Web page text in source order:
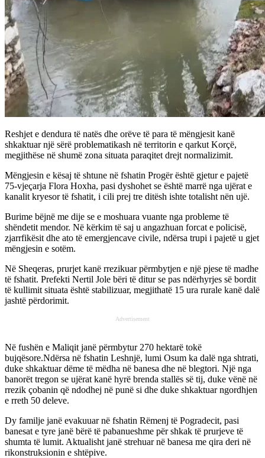
Reshjet e dendura të natës dhe orëve të para të mëngjesit kanë
shkaktuar një sërë problematikash në territorin e qarkut Korçë,
megjithëse në shumë zona situata paraqitet drejt normalizimit.
Mëngjesin e kësaj të shtune në fshatin Progër është gjetur e pajetë
75-vjeçarja Flora Hoxha, pasi dyshohet se është marrë nga ujërat e
kanalit kryesor të fshatit, i cili prej tre ditësh ishte totalisht nën ujë.
Burime bëjnë me dije se e moshuara vuante nga probleme të
shëndetit mendor. Në kërkim të saj u angazhuan forcat e policisë,
zjarrfikësit dhe ato të emergjencave civile, ndërsa trupi i pajetë u gjet
mëngjesin e sotëm.
Në Sheqeras, prurjet kanë rrezikuar përmbytjen e një pjese të madhe
të fshatit. Prefekti Nertil Jole bëri të ditur se pas ndërhyrjes së bordit
të kullimit situata është stabilizuar, megjithatë 15 ura rurale kanë dalë
jashtë përdorimit.
Advertisement
Në fushën e Maliqit janë përmbytur 270 hektarë tokë
bujqësore.Ndërsa në fshatin Leshnjë, lumi Osum ka dalë nga shtrati,
duke shkaktuar dëme të mëdha në banesa dhe në blegtori. Një nga
banorët tregon se ujërat kanë hyrë brenda stallës së tij, duke vënë në
rrezik çobanin që ndodhej në punë si dhe duke shkaktuar ngordhjen
e rreth 50 deleve.
Dy familje janë evakuuar në fshatin Rëmenj të Pogradecit, pasi
banesat e tyre janë bërë të pabanueshme për shkak të prurjeve të
shumta të lumit. Aktualisht janë strehuar në banesa me qira deri në
rikonstruksionin e shtëpive.